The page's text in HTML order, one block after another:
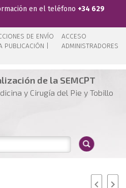
en el teléfono +34 629
DE ENVÍO
PUBLICACIÓN |
ACCESO
ADMINISTRADORES
de la SEMCPT
y Cirugía del Pie y Tobillo